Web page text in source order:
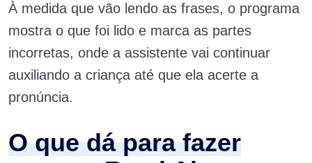
À medida que vão lendo as frases, o programa
mostra o que foi lido e marca as partes
incorretas, onde a assistente vai continuar
auxiliando a criança até que ela acerte a
pronúncia.
O que dá para fazer